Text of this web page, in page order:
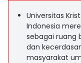
Universitas
Indonesia
sebagai ruang
dan
masyarakat